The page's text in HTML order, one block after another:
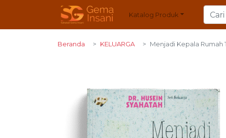
Katalog Produk
Beranda KELUARGA Menjadi Kepala Rumah